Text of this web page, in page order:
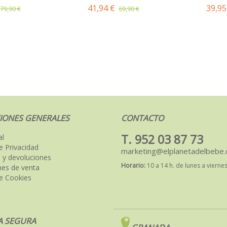
79,90 € 41,94 € 69,90 €
GENERALES
Privacidad
y devoluciones
de venta
Cookies
CONTACTO
T. 952 03 87 73
Horario: 10 a 14 h. de lunes a viernes
SEGURA